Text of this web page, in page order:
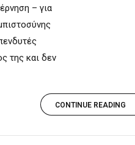
– για
της και δεν
CONTINUE READING